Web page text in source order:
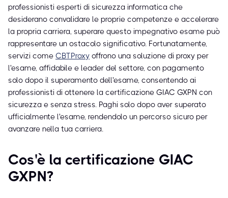
professionisti esperti di sicurezza informatica che
desiderano convalidare le proprie competenze e accelerare
la propria carriera, superare questo impegnativo esame può
rappresentare un ostacolo significativo. Fortunatamente,
servizi come CBTProxy offrono una soluzione di proxy per
l'esame, affidabile e leader del settore, con pagamento
solo dopo il superamento dell'esame, consentendo ai
professionisti di ottenere la certificazione GIAC GXPN con
sicurezza e senza stress. Paghi solo dopo aver superato
ufficialmente l'esame, rendendolo un percorso sicuro per
avanzare nella tua carriera.
Cos'è la certificazione GIAC
GXPN?